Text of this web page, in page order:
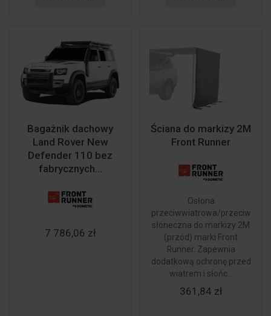
Bagażnik dachowy
Land Rover New
Defender 110 bez
fabrycznych...
7 786,06 zł
Ściana do markizy 2M
Front Runner
Osłona
przeciwwiatrowa/przeciw
słoneczna do markizy 2M
(przód) marki Front
Runner. Zapewnia
dodatkową ochronę przed
wiatrem i słońc...
361,84 zł